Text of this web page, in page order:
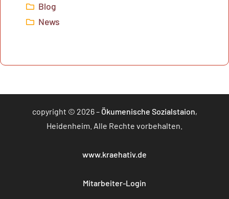
Blog
News
copyright © 2026 – Ökumenische Sozialstaion,
Heidenheim. Alle Rechte vorbehalten.
www.kraehativ.de
Mitarbeiter-Login